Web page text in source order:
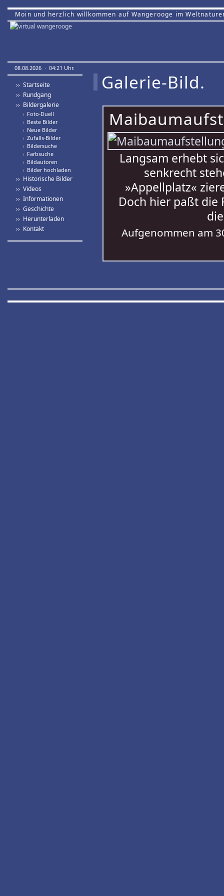
Moin und herzlich willkommen auf Wangerooge im
08.08.2026 · 04:21 Uhr.
›› Startseite
›› Rundgang
›› Bildergalerie
› Foto-Duell
› Beste Bilder
› Neue Bilder
› Zufalls-Bilder
› Bildersuche
› Farbsuche
› Bildautoren
› Bilder hochladen
›› Historische Bilder
›› Videos
›› Informationen
›› Geschichte
›› Herunterladen
›› Kontakt
Galerie-Bild.
Langsam erhebt
senkrecht
»Appellplatz«
Doch hier paßt die
Aufgenommen am